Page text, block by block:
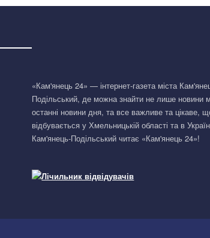
«Кам'янець 24» — інтернет-газета міста
Подільський, де можна знайти не лише новини
останні новини дня, та все важливе та цікаве,
відбувається у Хмельницькій області та в
Кам'янець-Подільський читає «Кам'янець 24»!